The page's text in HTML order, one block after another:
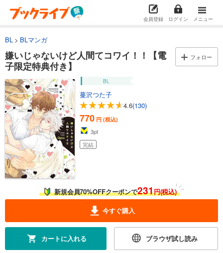
会員登録 ログイン メニュー
BL BLマンガ
嫌いじゃないけど人間てコワイ！！【電
子限定特典付き】
フォロー
BL
蔓沢つた子
4.6(130)
770 円 (税込)
3pt
完結
新規会員70%OFFクーポンで231円(税込)
今すぐ購入
カートに入れる ブラウザ試し読み